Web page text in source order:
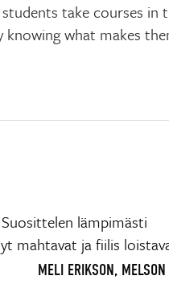
take courses in
what makes
lämpimästi
mahtavat ja fiilis
MELI ERIKSON, MELSON